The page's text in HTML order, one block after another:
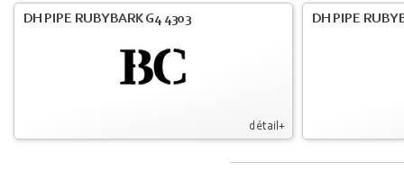
détail+
DH PIPE RUBYBARK G4 4303 DH PIPE